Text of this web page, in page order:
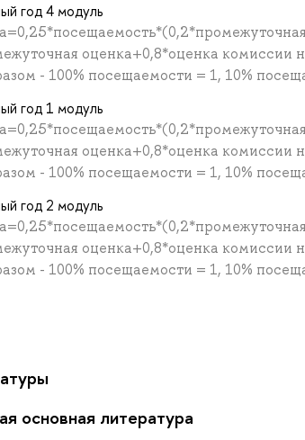
год 4 модуль
оценка+0,8*оценка комиссии
- 100% посещаемости = 1, 10%
год 1 модуль
оценка+0,8*оценка комиссии
- 100% посещаемости = 1, 10%
год 2 модуль
оценка+0,8*оценка комиссии
- 100% посещаемости = 1, 10%
основная литература